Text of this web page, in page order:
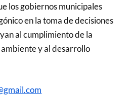
los gobiernos municipales
en la toma de decisiones
al cumplimiento de la
y al desarrollo